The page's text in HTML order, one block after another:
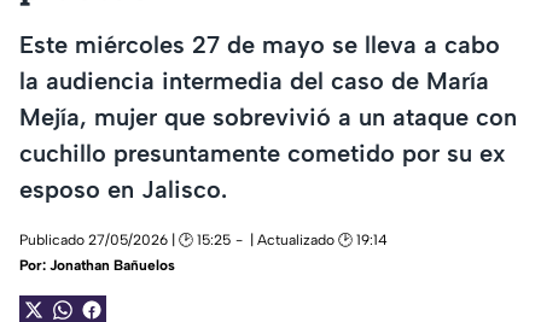
Este miércoles 27 de mayo se lleva a cabo
la audiencia intermedia del caso de María
Mejía, mujer que sobrevivió a un ataque con
cuchillo presuntamente cometido por su ex
esposo en Jalisco.
Publicado 27/05/2026 | 🕑 15:25
| Actualizado 🕑 19:14
Por: Jonathan Bañuelos